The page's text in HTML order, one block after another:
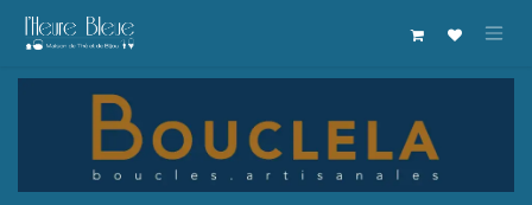
Se rendre au contenu